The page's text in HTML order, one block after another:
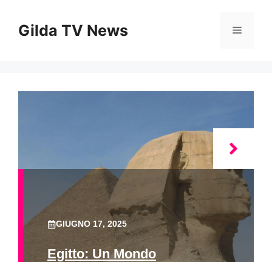
contenuto
Gilda TV News Menu
GIUGNO 17, 2025
Egitto: Un Mondo